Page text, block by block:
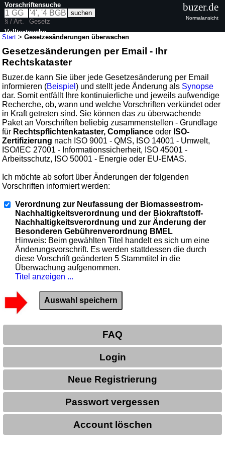
Start >Gesetzesänderungen überwachen
Gesetzesänderungen per Email - Ihr
Rechtskataster
Buzer.de kann Sie über jede Gesetzesänderung per Email
informieren (Beispiel) und stellt jede Änderung als Synopse
dar. Somit entfällt Ihre kontinuierliche und jeweils aufwendige
Recherche, ob, wann und welche Vorschriften verkündet oder
in Kraft getreten sind. Sie können das zu überwachende
Paket an Vorschriften beliebig zusammenstellen - Grundlage
für Rechtspflichtenkataster, Compliance oder ISO-
Zertifizierung nach ISO 9001 - QMS, ISO 14001 - Umwelt,
ISO/IEC 27001 - Informationssicherheit, ISO 45001 -
Arbeitsschutz, ISO 50001 - Energie oder EU-EMAS.
Ich möchte ab sofort über Änderungen der folgenden
Vorschriften informiert werden:
Verordnung zur Neufassung der Biomassestrom-
Nachhaltigkeitsverordnung und der Biokraftstoff-
Nachhaltigkeitsverordnung und zur Änderung der
Besonderen Gebührenverordnung BMEL
Hinweis: Beim gewählten Titel handelt es sich um eine
Änderungsvorschrift. Es werden stattdessen die durch
diese Vorschrift geänderten 5 Stammtitel in die
Überwachung aufgenommen.
Titel anzeigen ...
FAQ
Login
Neue Registrierung
Passwort vergessen
Account löschen
Vorschriftensuche
§ / Art.
Gesetz
Volltextsuche
buzer.de
Normalansicht